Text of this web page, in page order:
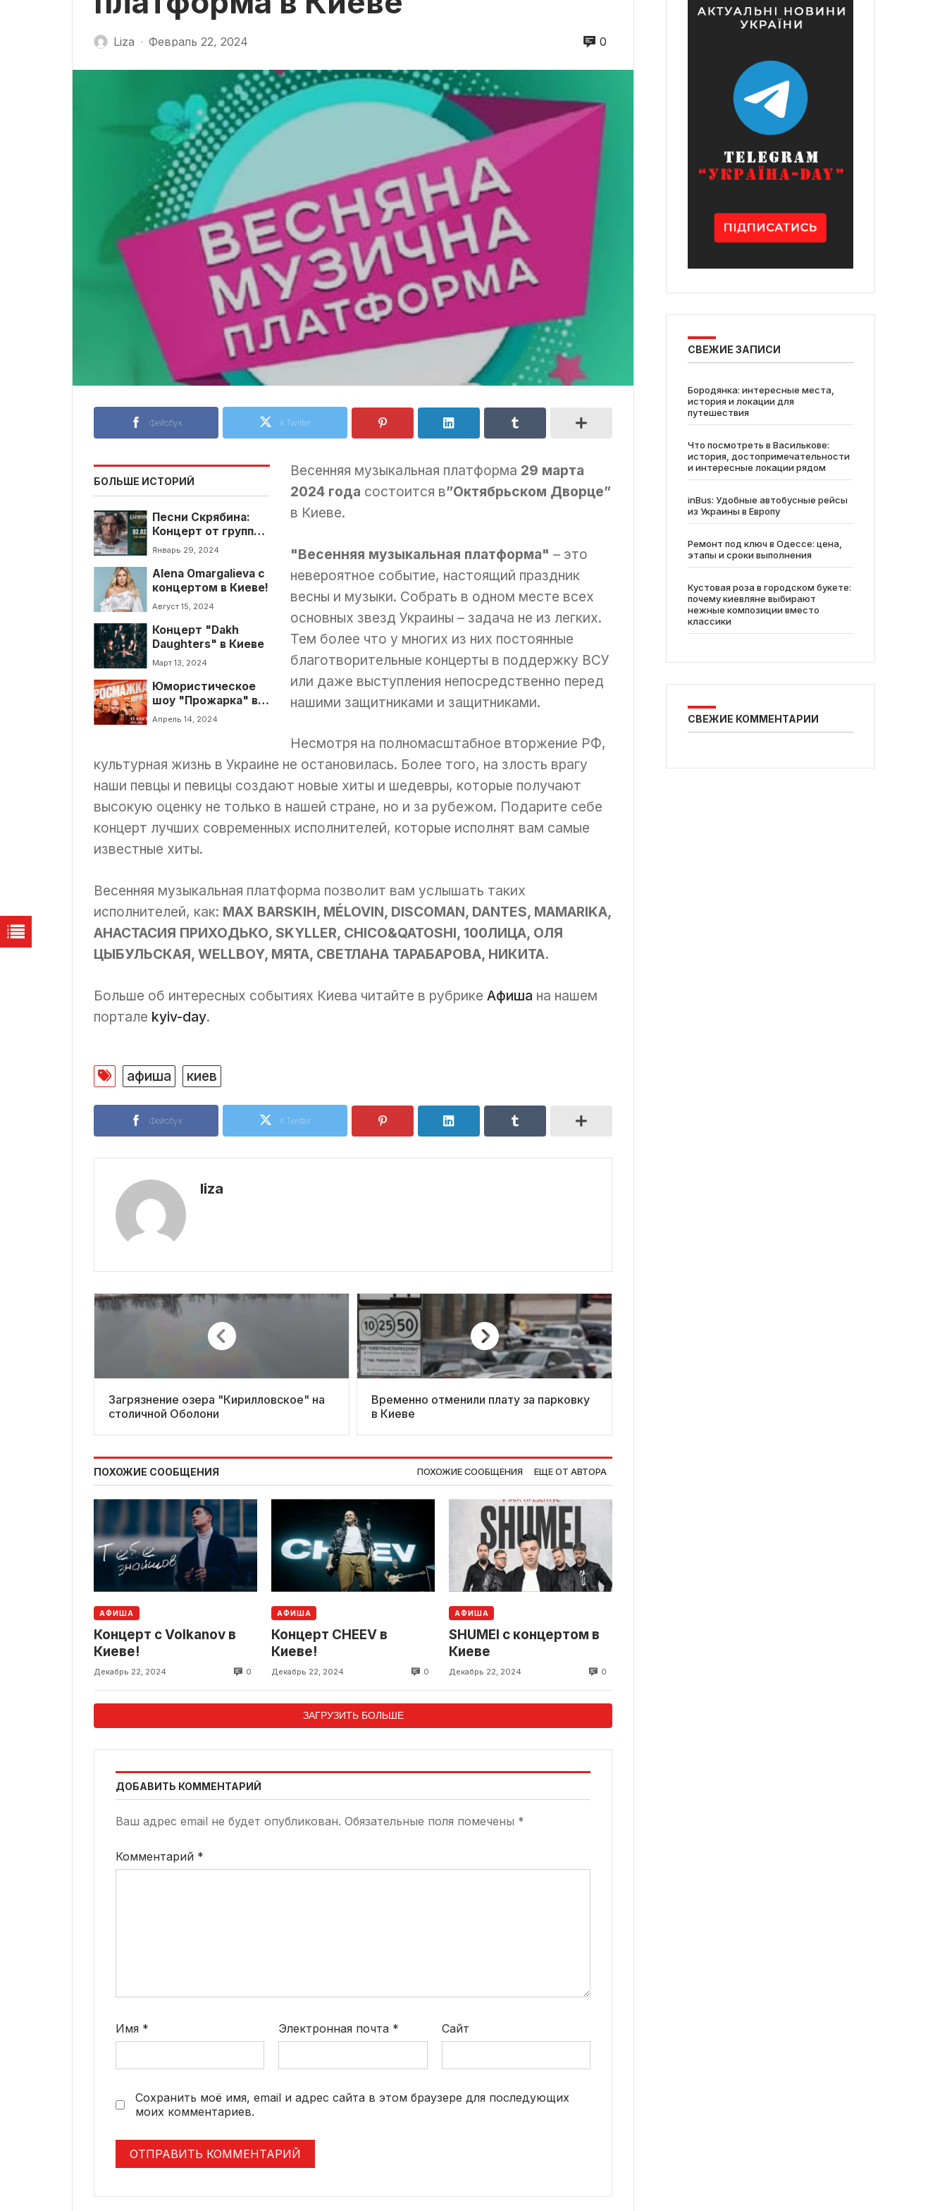
Liza - Февраль 22, 2024 0
Фейсбук X Twitter
БОЛЬШЕ ИСТОРИЙ
Песни Скрябина:
Концерт от группы
Crazy Night
Январь 29, 2024
Alena Omargalieva с
концертом в Киеве!
Август 15, 2024
Концерт "Dakh
Daughters" в Киеве
Март 13, 2024
Юмористическое
шоу "Прожарка" в
Киеве
Апрель 14, 2024
Весенняя музыкальная платформа 29 марта
2024 года состоится в”Октябрьском Дворце”
в Киеве.
"Весенняя музыкальная платформа" – это
невероятное событие, настоящий праздник
весны и музыки. Собрать в одном месте всех
основных звезд Украины – задача не из легких.
Тем более что у многих из них постоянные
благотворительные концерты в поддержку ВСУ
или даже выступления непосредственно перед
нашими защитниками и защитниками.
Несмотря на полномасштабное вторжение РФ,
культурная жизнь в Украине не остановилась. Более того, на злость врагу
наши певцы и певицы создают новые хиты и шедевры, которые получают
высокую оценку не только в нашей стране, но и за рубежом. Подарите себе
концерт лучших современных исполнителей, которые исполнят вам самые
известные хиты.
Весенняя музыкальная платформа позволит вам услышать таких
исполнителей, как: MAX BARSKIH, MÉLOVIN, DISCOMAN, DANTES, MAMARIKA,
АНАСТАСИЯ ПРИХОДЬКО, SKYLLER, CHICO&QATOSHI, 100ЛИЦА, ОЛЯ
ЦЫБУЛЬСКАЯ, WELLBOY, МЯТА, СВЕТЛАНА ТАРАБАРОВА, НИКИТА.
Больше об интересных событиях Киева читайте в рубрике Афиша на нашем
портале kyiv-day.
афиша киев
Фейсбук X Twitter
liza
Загрязнение озера "Кирилловское" на
столичной Оболони
Временно отменили плату за парковку
в Киеве
ПОХОЖИЕ СООБЩЕНИЯ ПОХОЖИЕ СООБЩЕНИЯ ЕЩЕ ОТ АВТОРА
АФИША
Концерт с Volkanov в
Киеве!
Декабрь 22, 2024 0
АФИША
Концерт CHEEV в
Киеве!
Декабрь 22, 2024 0
АФИША
SHUMEI с концертом в
Киеве
Декабрь 22, 2024 0
ЗАГРУЗИТЬ БОЛЬШЕ
ДОБАВИТЬ КОММЕНТАРИЙ
Ваш адрес email не будет опубликован. Обязательные поля помечены *
Комментарий *
Имя * Электронная почта * Сайт
Сохранить моё имя, email и адрес сайта в этом браузере для последующих
моих комментариев.
СВЕЖИЕ ЗАПИСИ
Бородянка: интересные места,
история и локации для
путешествия
Что посмотреть в Василькове:
история, достопримечательности
и интересные локации рядом
inBus: Удобные автобусные рейсы
из Украины в Европу
Ремонт под ключ в Одессе: цена,
этапы и сроки выполнения
Кустовая роза в городском букете:
почему киевляне выбирают
нежные композиции вместо
классики
СВЕЖИЕ КОММЕНТАРИИ